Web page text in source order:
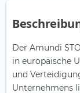
Der Amundi
in europäische
und
Unternehmens